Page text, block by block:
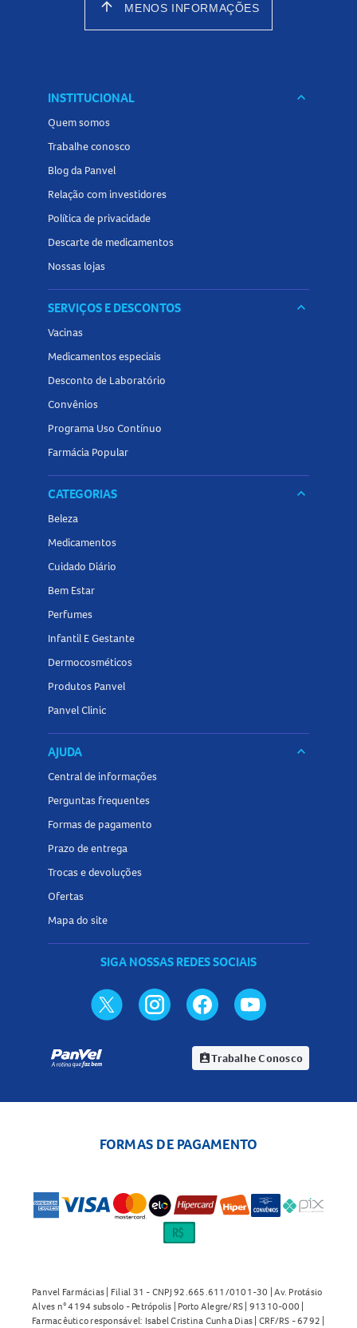
arrow_upward MENOS INFORMAÇÕES
INSTITUCIONAL keyboard_arrow_down
Quem somos
Trabalhe conosco
Blog da Panvel
Relação com investidores
Política de privacidade
Descarte de medicamentos
Nossas lojas
SERVIÇOS E DESCONTOS keyboard_arrow_down
Vacinas
Medicamentos especiais
Desconto de Laboratório
Convênios
Programa Uso Contínuo
Farmácia Popular
CATEGORIAS keyboard_arrow_down
Beleza
Medicamentos
Cuidado Diário
Bem Estar
Perfumes
Infantil E Gestante
Dermocosméticos
Produtos Panvel
Panvel Clinic
AJUDA keyboard_arrow_down
Central de informações
Perguntas frequentes
Formas de pagamento
Prazo de entrega
Trocas e devoluções
Ofertas
Mapa do site
SIGA NOSSAS REDES SOCIAIS
assignment_indTrabalhe Conosco
FORMAS DE PAGAMENTO
Panvel Farmácias | Filial 31 - CNPJ 92.665.611/0101-30 | Av. Protásio
Alves n° 4194 subsolo - Petrópolis | Porto Alegre/RS | 91310-000 |
Farmacêutico responsável: Isabel Cristina Cunha Dias | CRF/RS - 6792 |